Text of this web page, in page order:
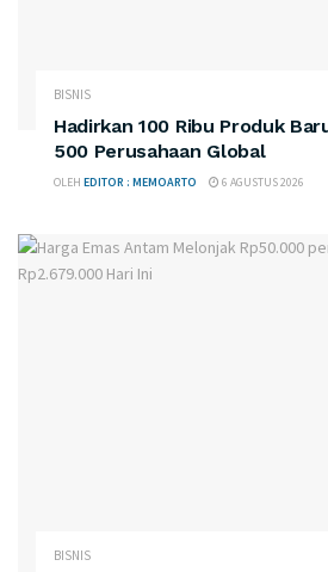
BISNIS
Hadirkan 100 Ribu Produk
500 Perusahaan Global
OLEH EDITOR : MEMOARTO 6 AGUSTUS 2026
BISNIS